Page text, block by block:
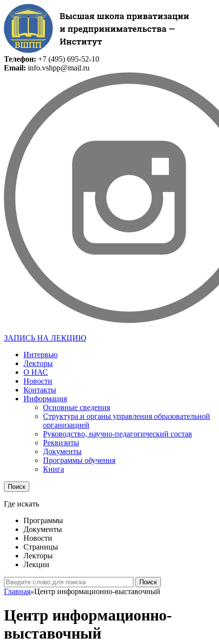
Телефон: +7 (495) 695-52-10
Email: info.vshpp@mail.ru
ЗАПИСЬ НА ЛЕКЦИЮ
Интервью
Лекторы
О НАС
Новости
Контакты
Информация
Основные сведения
Структура и органы управления образовательной
организацией
Руководство, научно-педагогический состав
Реквизиты
Документы
Программы обучения
Книга
Поиск
Где искать
Программы
Документы
Новости
Страницы
Лекторы
Лекции
Поиск
Главная»Центр информационно-выставочный
Центр информационно-
выставочный